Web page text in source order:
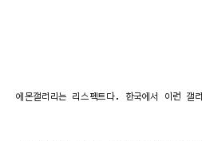
에몬갤러리는 리스펙트다. 한국에서 이런